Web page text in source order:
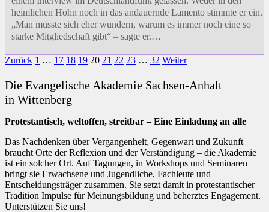
heimlichen Hohn noch in das andauernde Lamento stimmte er ein.
„Man müsste sich eher wundern, warum es immer noch eine so
starke Mitgliedschaft gibt“ – sagte er.…
Zurück 1 … 17 18 19 20 21 22 23 … 32 Weiter
Die Evangelische Akademie Sachsen-Anhalt
in Wittenberg
Protestantisch, weltoffen, streitbar – Eine Einladung an alle
Das Nachdenken über Vergangenheit, Gegenwart und Zukunft
braucht Orte der Reflexion und der Verständigung – die Akademie
ist ein solcher Ort. Auf Tagungen, in Workshops und Seminaren
bringt sie Erwachsene und Jugendliche, Fachleute und
Entscheidungsträger zusammen. Sie setzt damit in protestantischer
Tradition Impulse für Meinungsbildung und beherztes Engagement.
Unterstützen Sie uns!